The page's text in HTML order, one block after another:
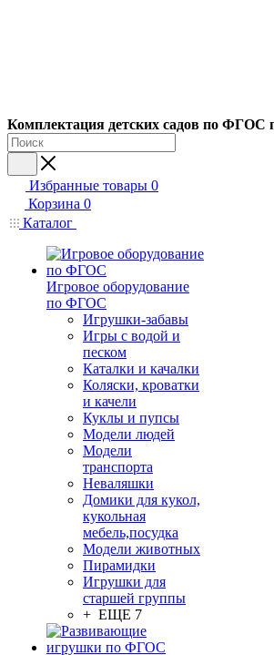
Комплектация детских садов по ФГОC
Избранные товары 0
Корзина 0
Каталог
Игровое оборудование
по ФГОС
Игрушки-забавы
Игры с водой и
песком
Каталки и качалки
Коляски, кроватки
и качели
Куклы и пупсы
Модели людей
Модели
транспорта
Неваляшки
Домики для кукол,
кукольная
мебель,посудка
Модели животных
Пирамидки
Игрушки для
старшей группы
+ ЕЩЕ 7